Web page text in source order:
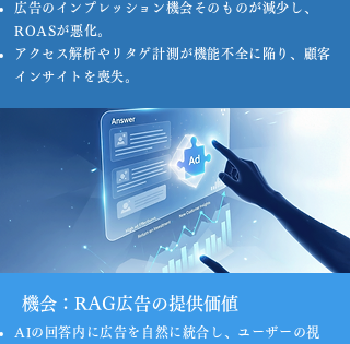
広告のインプレッション機会そのものが減少し、
ROASが悪化。
アクセス解析やリタゲ計測が機能不全に陥り、顧客
インサイトを喪失。
機会：RAG広告の提供価値
AIの回答内に広告を自然に統合し、ユーザーの視